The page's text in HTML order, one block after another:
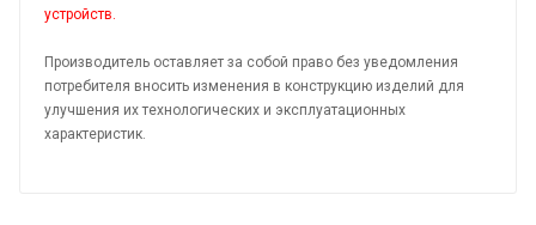
устройств.
Производитель оставляет за собой право без уведомления
потребителя вносить изменения в конструкцию изделий для
улучшения их технологических и эксплуатационных
характеристик.